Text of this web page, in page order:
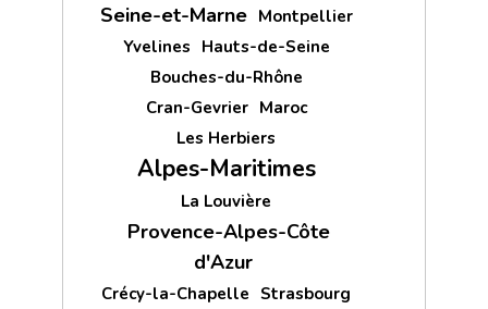
Seine-et-Marne Montpellier
Yvelines Hauts-de-Seine
Bouches-du-Rhône
Cran-Gevrier Maroc
Les Herbiers
Alpes-Maritimes
La Louvière
Provence-Alpes-Côte
d'Azur
Crécy-la-Chapelle Strasbourg